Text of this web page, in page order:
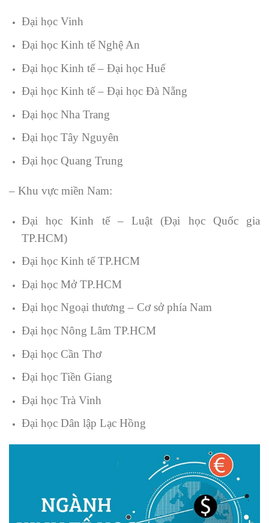
Đại học Vinh
Đại học Kinh tế Nghệ An
Đại học Kinh tế – Đại học Huế
Đại học Kinh tế – Đại học Đà Nẵng
Đại học Nha Trang
Đại học Tây Nguyên
Đại học Quang Trung
– Khu vực miền Nam:
Đại học Kinh tế – Luật (Đại học Quốc gia
TP.HCM)
Đại học Kinh tế TP.HCM
Đại học Mở TP.HCM
Đại học Ngoại thương – Cơ sở phía Nam
Đại học Nông Lâm TP.HCM
Đại học Cần Thơ
Đại học Tiền Giang
Đại học Trà Vinh
Đại học Dân lập Lạc Hồng